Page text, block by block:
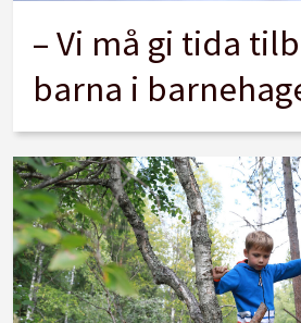
– Vi må gi tida
barna i